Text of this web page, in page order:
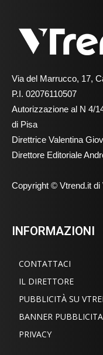
Via del Marrucco, 17,
P.I. 02076110507
Autorizzazione al N 4/
di Pisa
Direttrice Valentina
Direttore Editoriale
Copyright © Vtrend.it di
INFORMAZIONI
CONTATTACI
IL DIRETTORE
PUBBLICITÀ SU
BANNER
PRIVACY